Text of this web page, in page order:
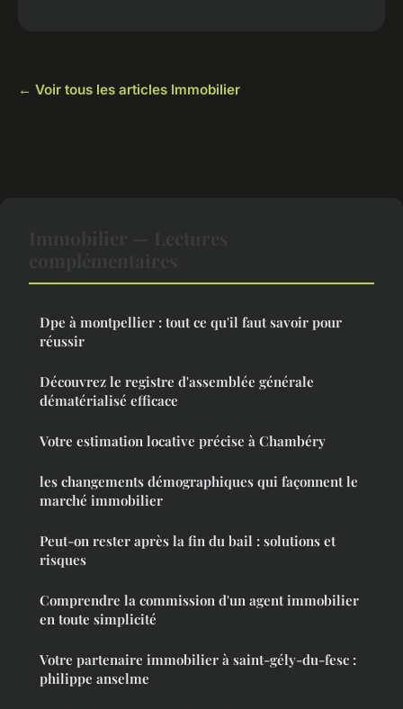
← Voir tous les articles Immobilier
Dpe à montpellier : tout ce qu'il faut savoir pour
réussir
Découvrez le registre d'assemblée générale
dématérialisé efficace
Votre estimation locative précise à Chambéry
les changements démographiques qui façonnent le
marché immobilier
Peut-on rester après la fin du bail : solutions et
risques
Comprendre la commission d'un agent immobilier
en toute simplicité
Votre partenaire immobilier à saint-gély-du-fesc :
philippe anselme